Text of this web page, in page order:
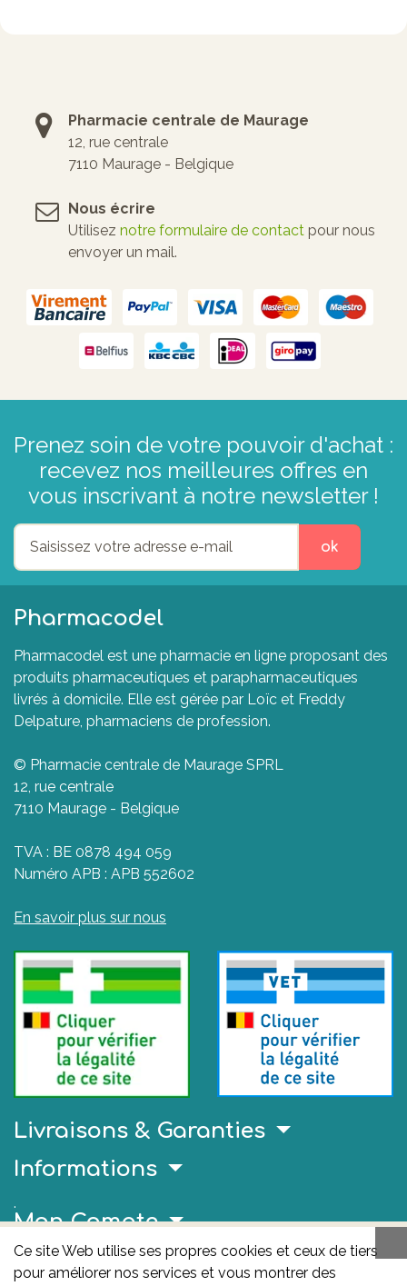
Pharmacie centrale de Maurage
12, rue centrale
7110 Maurage - Belgique
Nous écrire
Utilisez notre formulaire de contact pour nous
envoyer un mail.
Prenez soin de votre pouvoir d'achat :
recevez nos meilleures offres en
vous inscrivant à notre newsletter !
ok
Pharmacodel
Pharmacodel est une pharmacie en ligne proposant des
produits pharmaceutiques et parapharmaceutiques
livrés à domicile. Elle est gérée par Loïc et Freddy
Delpature, pharmaciens de profession.
© Pharmacie centrale de Maurage SPRL
12, rue centrale
7110 Maurage - Belgique
TVA : BE 0878 494 059
Numéro APB : APB 552602
En savoir plus sur nous
Livraisons & Garanties
Ce site Web utilise ses propres cookies et ceux de tiers
pour améliorer nos services et vous montrer des
Informations
.
Mon Compte
Liens Utiles